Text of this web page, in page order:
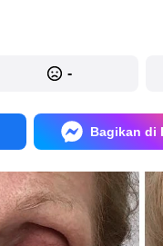
-
Bagikan di